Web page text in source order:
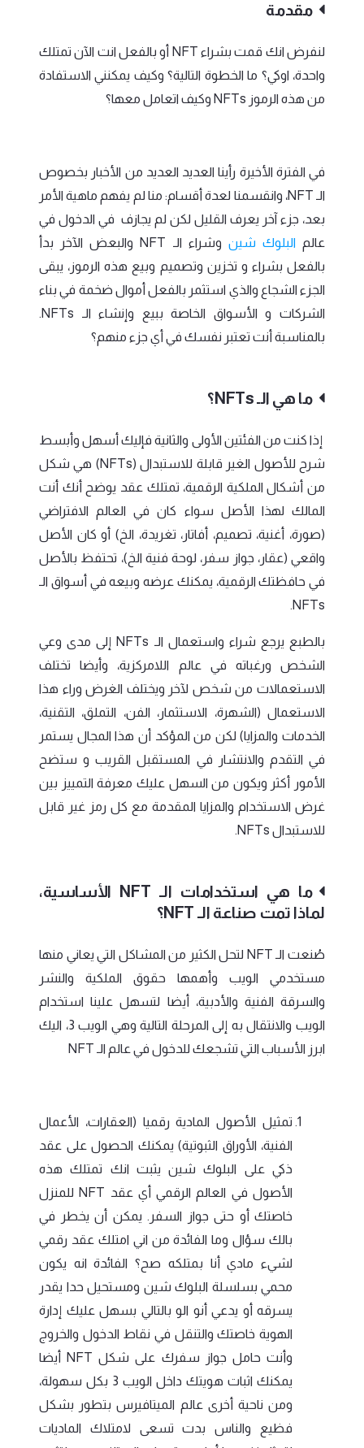
مقدمة
لنفرض انك قمت بشراء NFT أو بالفعل انت الآن تمتلك
واحدة، اوكي؟ ما الخطوة التالية؟ وكيف يمكنني الاستفادة
من هذه الرموز NFTs وكيف اتعامل معها؟
في الفترة الأخيرة رأينا العديد العديد من الأخبار بخصوص
الـ NFT، وانقسمنا لعدة أقسام: منا لم يفهم ماهية الأمر
بعد، جزء آخر يعرف القليل لكن لم يجازف في الدخول في
عالمالبلوك شين
وشراء الـ NFT والبعض الآخر بدأ
بالفعل بشراء و تخزين وتصميم وبيع هذه الرموز، يبقى
الجزء الشجاع والذي استثمر بالفعل أموال ضخمة في بناء
الشركات و الأسواق الخاصة ببيع وإنشاء الـ NFTs.
بالمناسبة أنت تعتبر نفسك في أي جزء منهم؟
ما هي الـ NFTs؟
إذا كنت من الفئتين الأولى والثانية فإليك أسهل وأبسط
شرح للأصول الغير قابلة للاستبدال (NFTs) هي شكل
من أشكال الملكية الرقمية، تمتلك عقد يوضح أنك أنت
المالك لهذا الأصل سواء كان في العالم الافتراضي
(صورة، أغنية، تصميم، أفاتار، تغريدة، الخ) أو كان الأصل
واقعي (عقار، جواز سفر، لوحة فنية الخ)، تحتفظ بالأصل
في حافظتك الرقمية، يمكنك عرضه وبيعه في أسواق الـ
NFTs.
بالطبع يرجع شراء واستعمال الـ NFTs إلى مدى وعي
الشخص ورغباته في عالم اللامركزية، وأيضا تختلف
الاستعمالات من شخص لآخر ويختلف الغرض وراء هذا
الاستعمال (الشهرة، الاستثمار، الفن، التملق، التقنية،
الخدمات والمزايا) لكن من المؤكد أن هذا المجال يستمر
في التقدم والانتشار في المستقبل القريب و ستضح
الأمور أكثر ويكون من السهل عليك معرفة التمييز بين
غرض الاستخدام والمزايا المقدمة مع كل رمز غير قابل
للاستبدال NFTs.
ما هي استخدامات الـ NFT الأساسية،
لماذا تمت صناعة الـ NFT؟
صُنعت الـ NFT لتحل الكثير من المشاكل التي يعاني منها
مستخدمي الويب وأهمها حقوق الملكية والنشر
والسرقة الفنية والأدبية، أيضا لتسهل علينا استخدام
الويب والانتقال به إلى المرحلة التالية وهي الويب 3، اليك
ابرز الأسباب التي تشجعك للدخول في عالم الـ NFT
تمثيل الأصول المادية رقميا (العقارات، الأعمال
الفنية، الأوراق الثبوتية) يمكنك الحصول على عقد
ذكي على البلوك شين يثبت انك تمتلك هذه
الأصول في العالم الرقمي أي عقد NFT للمنزل
خاصتك أو حتى جواز السفر. يمكن أن يخطر في
بالك سؤال وما الفائدة من اني امتلك عقد رقمي
لشيء مادي أنا بمتلكه صح؟ الفائدة انه يكون
محمي بسلسلة البلوك شين ومستحيل حدا يقدر
يسرقه أو يدعي أنو الو بالتالي بسهل عليك إدارة
الهوية خاصتك والتنقل في نقاط الدخول والخروج
وأنت حامل جواز سفرك على شكل NFT أيضا
يمكنك اثبات هويتك داخل الويب 3 بكل سهولة،
ومن ناحية أخرى عالم الميتافيرس بتطور بشكل
فظيع والناس بدت تسعى لامتلاك الماديات